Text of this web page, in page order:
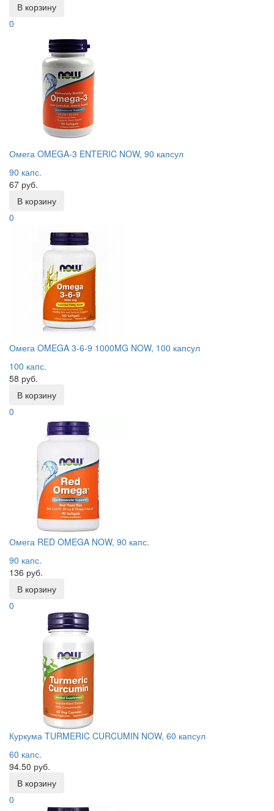
В корзину
0
Омега OMEGA-3 ENTERIC NOW, 90 капсул
90 капс.
67 руб.
В корзину
0
Омега OMEGA 3-6-9 1000MG NOW, 100 капсул
100 капс.
58 руб.
В корзину
0
Омега RED OMEGA NOW, 90 капс.
90 капс.
136 руб.
В корзину
0
Куркума TURMERIC CURCUMIN NOW, 60 капсул
60 капс.
94.50 руб.
В корзину
0